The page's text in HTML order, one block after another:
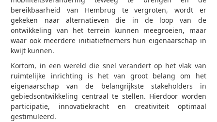
bereikbaarheid van Hembrug te vergroten, wordt er
gekeken naar alternatieven die in de loop van de
ontwikkeling van het terrein kunnen meegroeien, maar
waar ook meerdere initiatiefnemers hun eigenaarschap in
kwijt kunnen.
Kortom, in een wereld die snel verandert op het vlak van
ruimtelijke inrichting is het van groot belang om het
eigenaarschap van de belangrijkste stakeholders in
gebiedsontwikkeling centraal te stellen. Hierdoor worden
participatie, innovatiekracht en creativiteit optimaal
gestimuleerd.